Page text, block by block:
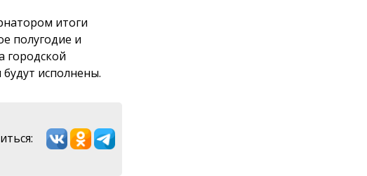
итоги
полугодие и
городской
исполнены.